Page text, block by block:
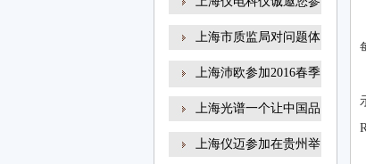
上海市质监局对问题体
上海沛欧参加2016春季
上海光谱一个让中国品
上海仪迈参加在贵州举